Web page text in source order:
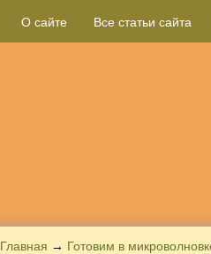
О сайте Все статьи сайта
Главная → Готовим в